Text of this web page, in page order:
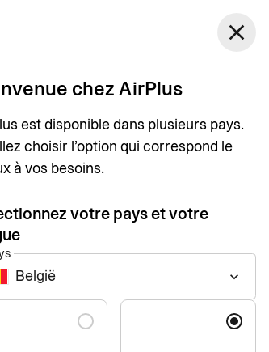
Login
close
chez AirPlus
est disponible dans plusieurs pays.
choisir l’option qui correspond le
à vos besoins.
votre pays et votre
België keyboard_arrow_down
site web